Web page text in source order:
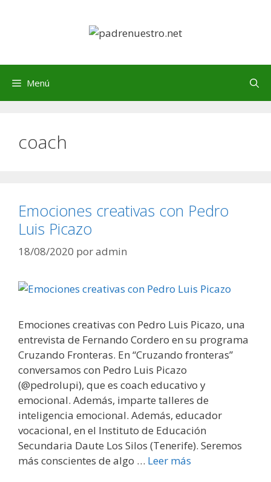
Menú
coach
Emociones creativas con Pedro
Luis Picazo
18/08/2020 poradmin
Emociones creativas con Pedro Luis Picazo, una
entrevista de Fernando Cordero en su programa
Cruzando Fronteras. En “Cruzando fronteras”
conversamos con Pedro Luis Picazo
(@pedrolupi), que es coach educativo y
emocional. Además, imparte talleres de
inteligencia emocional. Además, educador
vocacional, en el Instituto de Educación
Secundaria Daute Los Silos (Tenerife). Seremos
más conscientes de algo … Leer más